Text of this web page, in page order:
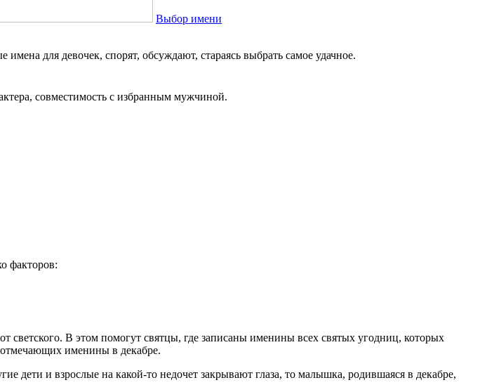
Выбор имени
для девочек, спорят, обсуждают, стараясь выбрать самое удачное.
совместимость с избранным мужчиной.
факторов:
светского. В этом помогут святцы, где записаны именины всех святых угодниц, которых
отмечающих именины в декабре.
дети и взрослые на какой-то недочет закрывают глаза, то малышка, родившаяся в декабре,